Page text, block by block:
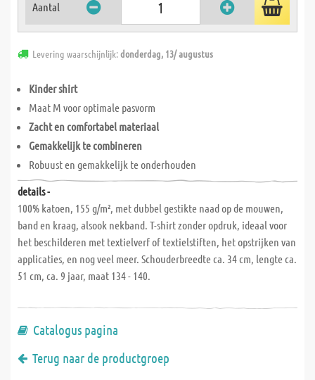
Aantal
Levering waarschijnlijk:donderdag, 13/ augustus
Kinder shirt
Maat M voor optimale pasvorm
Zacht en comfortabel materiaal
Gemakkelijk te combineren
Robuust en gemakkelijk te onderhouden
details -
100% katoen, 155 g/m², met dubbel gestikte naad op de mouwen,
band en kraag, alsook nekband. T-shirt zonder opdruk, ideaal voor
het beschilderen met textielverf of textielstiften, het opstrijken van
applicaties, en nog veel meer. Schouderbreedte ca. 34 cm, lengte ca.
51 cm, ca. 9 jaar, maat 134 - 140.
Catalogus pagina
Terug naar de productgroep